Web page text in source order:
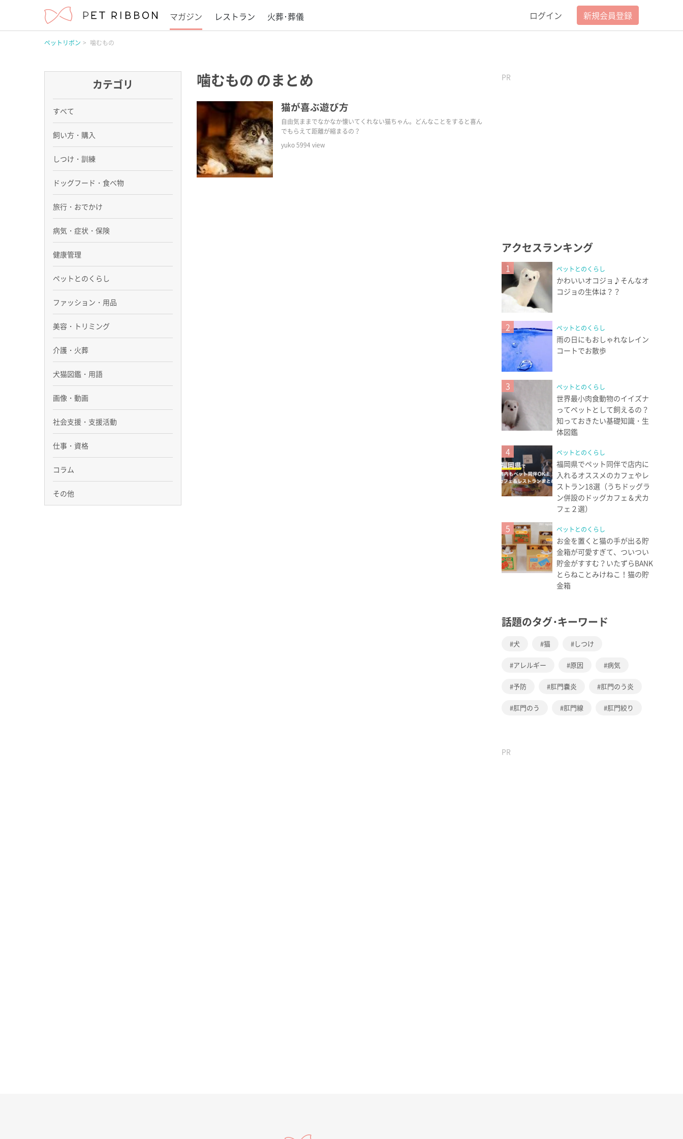
マガジン レストラン 火葬･葬儀 ログイン 新規会員登録
ペットリボン 噛むもの
噛むもの のまとめ
猫が喜ぶ遊び方
自由気ままでなかなか懐いてくれない猫ちゃん。どんなことをすると喜ん
でもらえて距離が縮まるの？
yuko5994 view
PR
アクセスランキング
1 ペットとのくらし
かわいいオコジョ♪そんなオ
コジョの生体は？？
2 ペットとのくらし
雨の日にもおしゃれなレイン
コートでお散歩
3 ペットとのくらし
世界最小肉食動物のイイズナ
ってペットとして飼えるの？
知っておきたい基礎知識・生
体図鑑
4 ペットとのくらし
福岡県でペット同伴で店内に
入れるオススメのカフェやレ
ストラン18選（うちドッグラ
ン併設のドッグカフェ＆犬カ
フェ２選）
5 ペットとのくらし
お金を置くと猫の手が出る貯
金箱が可愛すぎて、ついつい
貯金がすすむ？いたずらBANK
とらねことみけねこ！猫の貯
金箱
話題のタグ･キーワード
犬 猫 しつけ
アレルギー 原因 病気
予防 肛門嚢炎 肛門のう炎
肛門のう 肛門線 肛門絞り
PR
カテゴリ
すべて
飼い方・購入
しつけ・訓練
ドッグフード・食べ物
旅行・おでかけ
病気・症状・保険
健康管理
ペットとのくらし
ファッション・用品
美容・トリミング
介護・火葬
犬猫図鑑・用語
画像・動画
社会支援・支援活動
仕事・資格
コラム
その他